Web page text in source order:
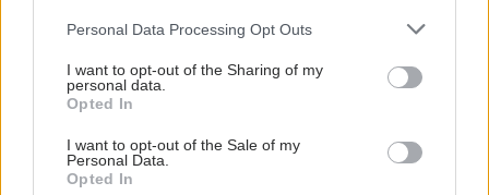
Please note that this website/app uses one or more Google
not limited to your visit or usage behaviour. You may click to
grant or deny consent to Google and its third-party tags to
use your data for below specified purposes in below Google
consent section.
Personal Data Processing Opt Outs
I want to opt-out of the Sharing of my
personal data.
Opted In
I want to opt-out of the Sale of my
Personal Data.
Opted In
ρύσης, όπως σε περιπτώσεις καρκίνου μαστού,
αποδεικνύεται σωτήρια».
Ειδήσεις υγείας σήμερα